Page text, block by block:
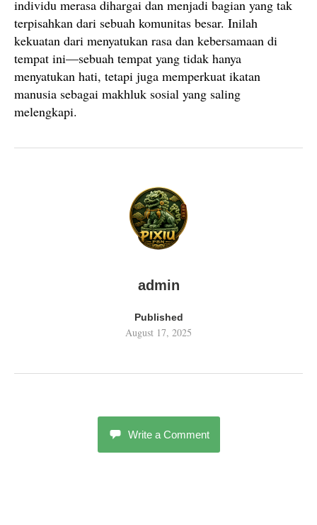
individu merasa dihargai dan menjadi bagian yang tak
terpisahkan dari sebuah komunitas besar. Inilah
kekuatan dari menyatukan rasa dan kebersamaan di
tempat ini—sebuah tempat yang tidak hanya
menyatukan hati, tetapi juga memperkuat ikatan
manusia sebagai makhluk sosial yang saling
melengkapi.
admin
Published
August 17, 2025
Write a Comment